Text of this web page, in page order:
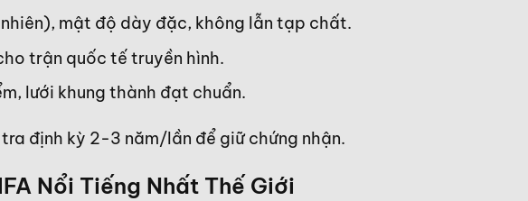
mật độ dày đặc, không lẫn tạp chất.
trận quốc tế truyền hình.
lưới khung thành đạt chuẩn.
định kỳ 2-3 năm/lần để giữ chứng nhận.
Nổi Tiếng Nhất Thế Giới